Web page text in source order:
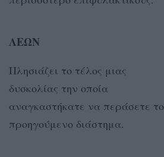
ΛΕΩΝ
Πλησιάζει το τέλος μιας
δυσκολίας την οποία
αναγκαστήκατε να περάσετε το
προηγούμενο διάστημα.